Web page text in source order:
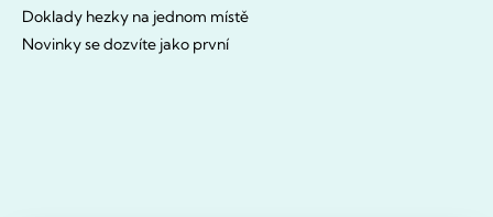
Doklady hezky na jednom místě
Novinky se dozvíte jako první